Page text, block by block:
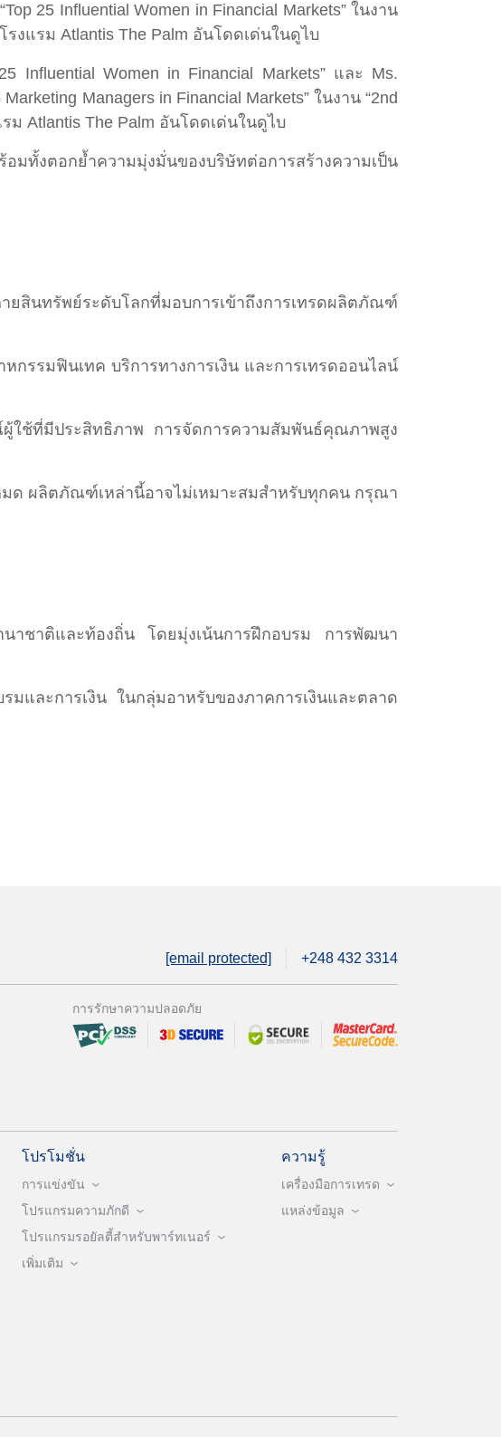
25 Influential Women in Financial Markets” ในงาน
รงแรม Atlantis The Palm อันโดดเด่นในดูไบ
Influential Women in Financial Markets” และ Ms.
Managers in Financial Markets” ในงาน “2nd
ม Atlantis The Palm อันโดดเด่นในดูไบ
มทั้งตอกย้ำความมุ่งมั่นของบริษัทต่อการสร้างความเป็น
ยสินทรัพย์ระดับโลกที่มอบการเข้าถึงการเทรดผลิตภัณฑ์
กรรมฟินเทค บริการทางการเงิน และการเทรดออนไลน์
ผู้ใช้ที่มีประสิทธิภาพ การจัดการความสัมพันธ์คุณภาพสูง
มด ผลิตภัณฑ์เหล่านี้อาจไม่เหมาะสมสำหรับทุกคน กรุณา
าชาติและท้องถิ่น โดยมุ่งเน้นการฝึกอบรม การพัฒนา
และการเงิน ในกลุ่มอาหรับของภาคการเงินและตลาด
[email protected] +248 432 3314
การรักษาความปลอดภัย
โปรโมชั่น
การแข่งขัน
โปรแกรมความภักดี
โปรแกรมรอยัลตี้สำหรับพาร์ทเนอร์
เพิ่มเติม
ความรู้
เครื่องมือการเทรด
แหล่งข้อมูล